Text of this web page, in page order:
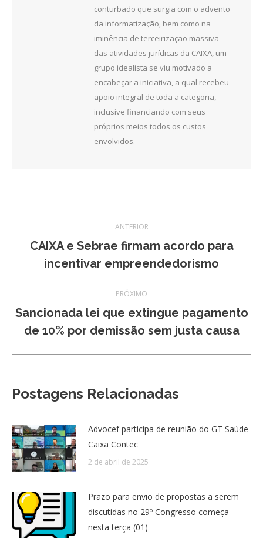
conturbado que surgia com o advento
da informatização, bem como na
iminência de terceirização massiva
das atividades jurídicas da CAIXA, um
grupo idealista se viu motivado a
encabeçar a iniciativa, a qual recebeu
apoio integral de toda a categoria,
inclusive financiando com seus
próprios meios todos os custos
envolvidos.
de
post:
ANTERIOR
Post
anterior:
CAIXA e Sebrae firmam acordo para
incentivar empreendedorismo
PRÓXIMO
Próximo
post:
Sancionada lei que extingue pagamento
de 10% por demissão sem justa causa
Postagens Relacionadas
Advocef participa de reunião do GT Saúde
Caixa Contec
2 de abril de 2025
Prazo para envio de propostas a serem
discutidas no 29º Congresso começa
nesta terça (01)